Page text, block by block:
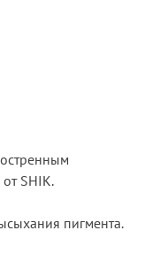
SHIK.
пигмента.